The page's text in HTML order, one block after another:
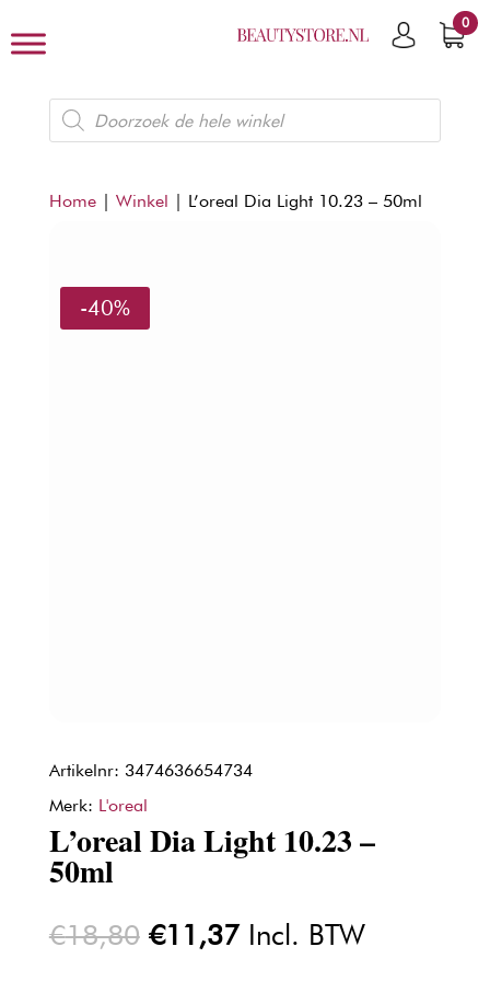
0
Producten
zoeken
Home| Winkel | L’oreal Dia Light 10.23 – 50ml
-40%
Artikelnr: 3474636654734
Merk: L'oreal
L’oreal Dia Light 10.23 –
50ml
€18,80 Oorspronkelijke
€11,37Huidige
Incl. BTW